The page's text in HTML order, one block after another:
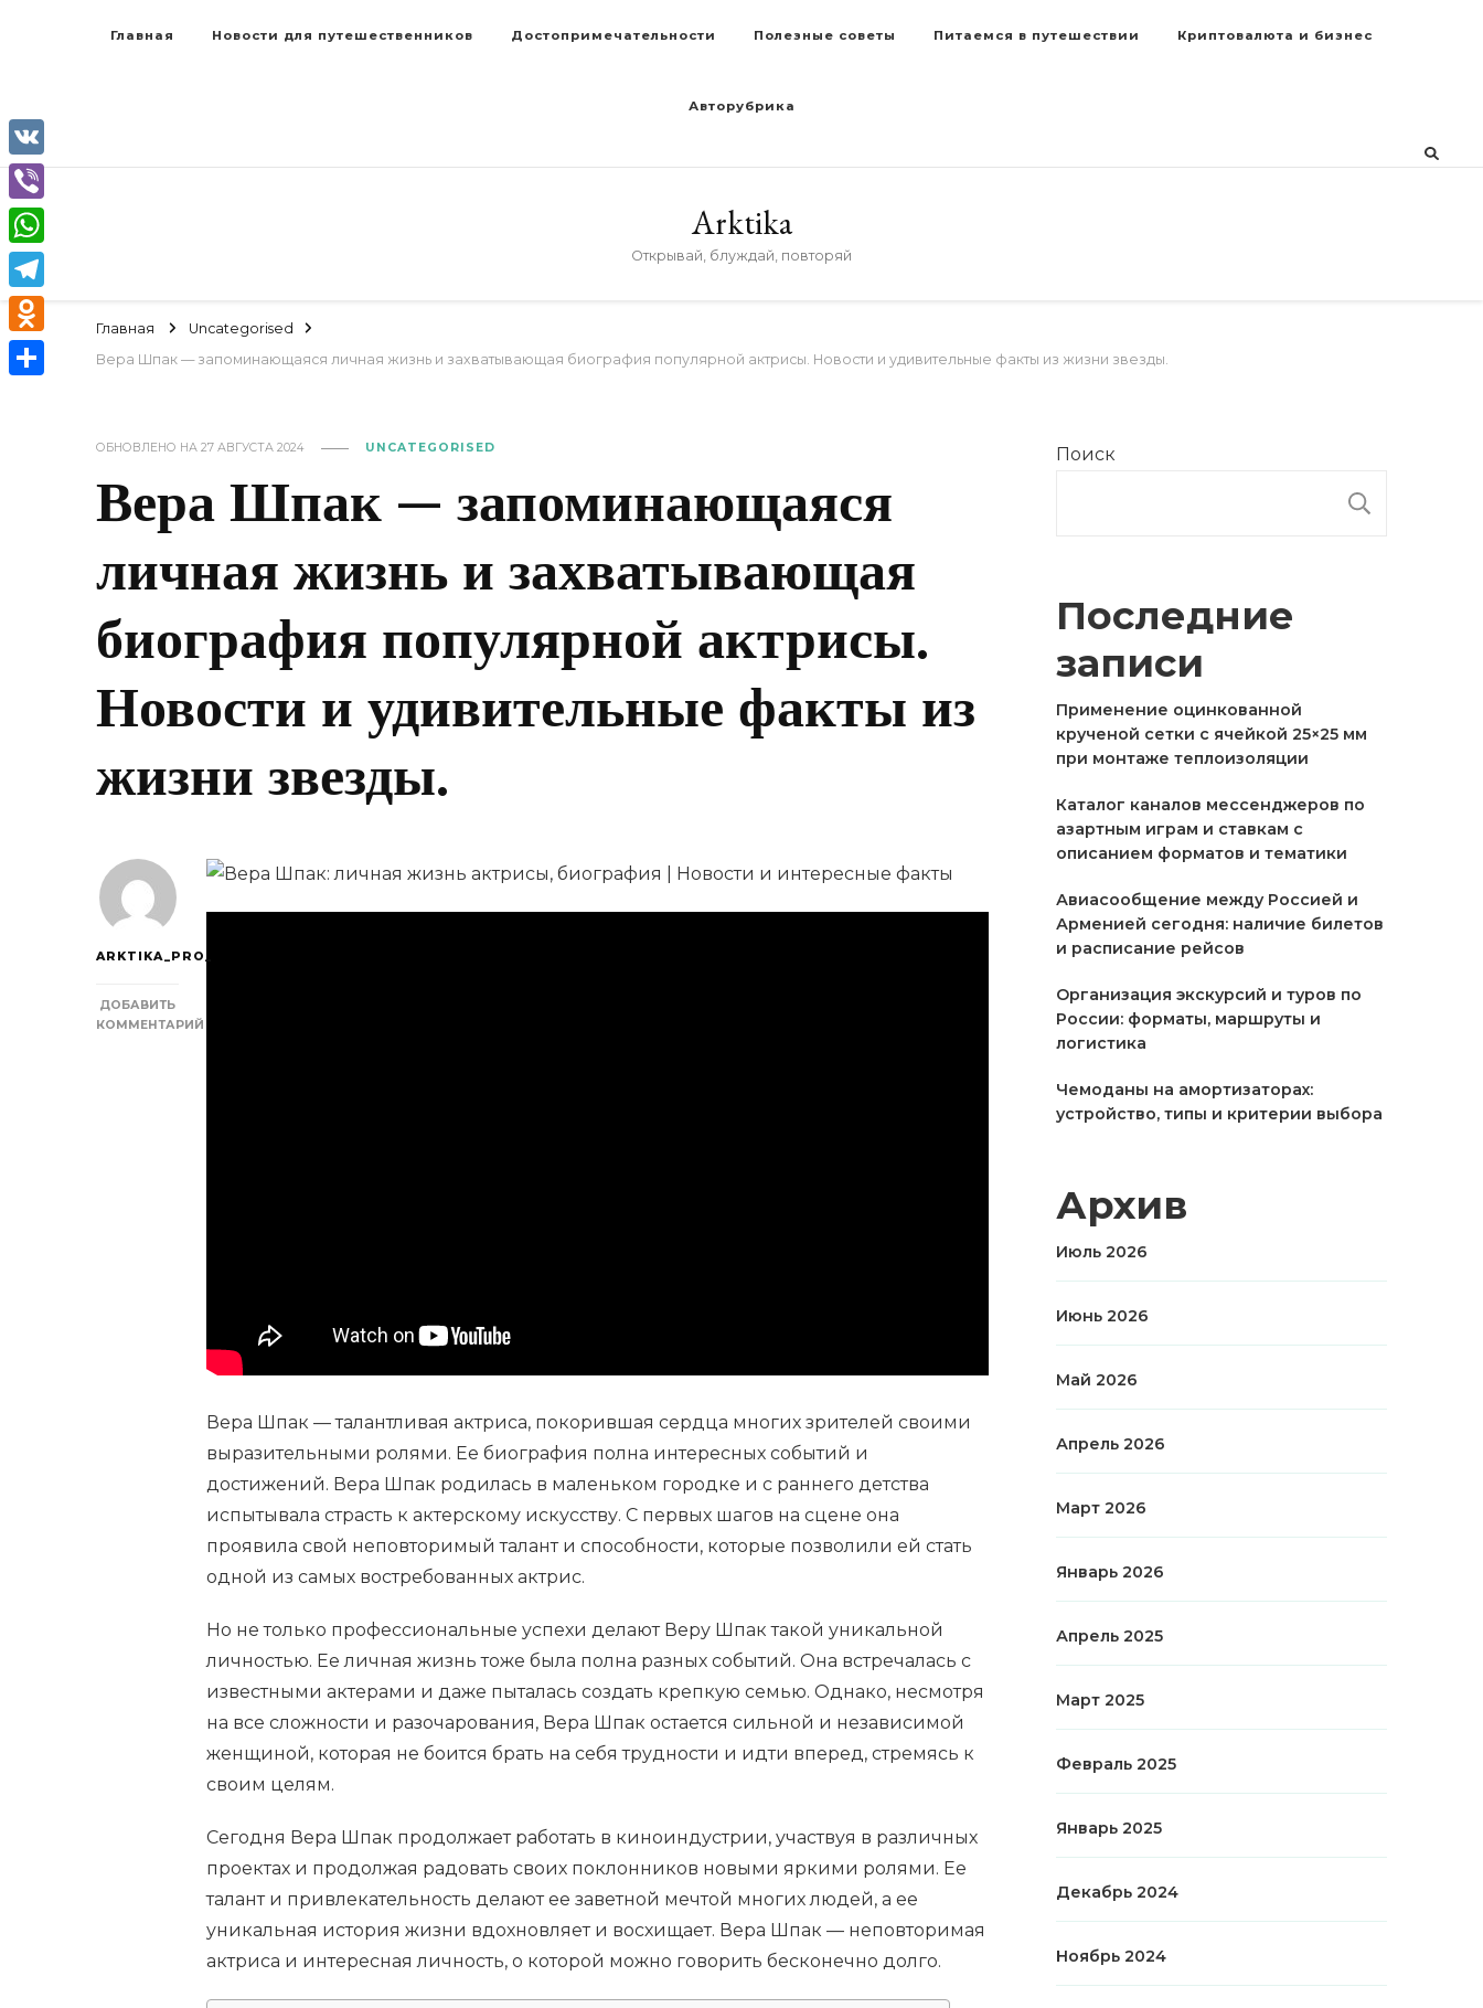
Главная Новости для путешественников Достопримечательности Полезные советы Питаемся в путешествии Криптовалюта и бизнес
Авторубрика
Arktika
Открывай, блуждай, повторяй
Главная
Uncategorised
Вера Шпак — запоминающаяся личная жизнь и захватывающая биография популярной актрисы. Новости и удивительные факты из жизни звезды.
ОБНОВЛЕНО НА 27 АВГУСТА 2024 UNCATEGORISED
Вера Шпак — запоминающаяся
личная жизнь и захватывающая
биография популярной актрисы.
Новости и удивительные факты из
жизни звезды.
ARKTIKA_PRO_
ДОБАВИТЬ
КОММЕНТАРИЙ
Вера Шпак — талантливая актриса, покорившая сердца многих зрителей своими
выразительными ролями. Ее биография полна интересных событий и
достижений. Вера Шпак родилась в маленьком городке и с раннего детства
испытывала страсть к актерскому искусству. С первых шагов на сцене она
проявила свой неповторимый талант и способности, которые позволили ей стать
одной из самых востребованных актрис.
Но не только профессиональные успехи делают Веру Шпак такой уникальной
личностью. Ее личная жизнь тоже была полна разных событий. Она встречалась с
известными актерами и даже пыталась создать крепкую семью. Однако, несмотря
на все сложности и разочарования, Вера Шпак остается сильной и независимой
женщиной, которая не боится брать на себя трудности и идти вперед, стремясь к
своим целям.
Сегодня Вера Шпак продолжает работать в киноиндустрии, участвуя в различных
проектах и продолжая радовать своих поклонников новыми яркими ролями. Ее
талант и привлекательность делают ее заветной мечтой многих людей, а ее
уникальная история жизни вдохновляет и восхищает. Вера Шпак — неповторимая
актриса и интересная личность, о которой можно говорить бесконечно долго.
Поиск
Последние
записи
Применение оцинкованной
крученой сетки с ячейкой 25×25 мм
при монтаже теплоизоляции
Каталог каналов мессенджеров по
азартным играм и ставкам с
описанием форматов и тематики
Авиасообщение между Россией и
Арменией сегодня: наличие билетов
и расписание рейсов
Организация экскурсий и туров по
России: форматы, маршруты и
логистика
Чемоданы на амортизаторах:
устройство, типы и критерии выбора
Архив
Июль 2026
Июнь 2026
Май 2026
Апрель 2026
Март 2026
Январь 2026
Апрель 2025
Март 2025
Февраль 2025
Январь 2025
Декабрь 2024
Ноябрь 2024
VK
Viber
WhatsApp
Telegram
Odnoklassniki